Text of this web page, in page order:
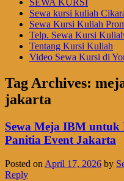
SEWA KURSI
Sewa kursi kuliah
Sewa Kursi Kuliah
Telp. Sewa Kursi Kuliah
Tentang Kursi Kuliah
Video Sewa Kursi di
Tag Archives:
jakarta
Sewa Meja IBM untuk
Panitia Event Jakarta
Posted on April 17, 2026 by
Reply